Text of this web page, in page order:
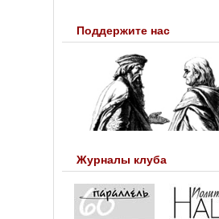
Поддержите нас
Журналы клуба